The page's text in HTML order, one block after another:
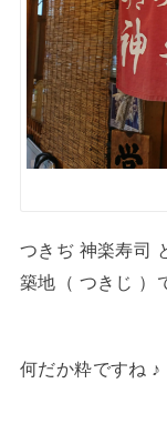
つきぢ 神楽寿司
築地（ つきじ ）
何だか粋ですね ♪